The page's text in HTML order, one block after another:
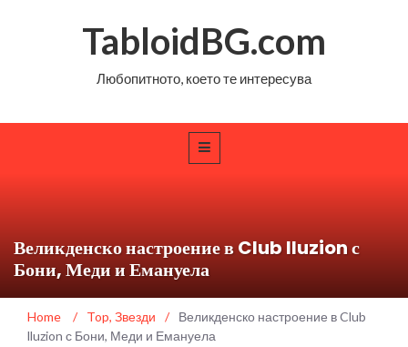
TabloidBG.com
Любопитното, което те интересува
Великденско настроение в Club lluzion с
Бони, Меди и Емануела
Home / Top, Звезди /
Великденско настроение в Club
lluzion с Бони, Меди и Емануела